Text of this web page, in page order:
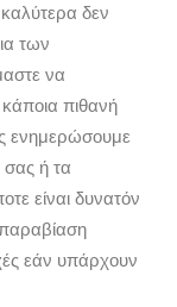
δεν
των
να
πιθανή
ενημερώσουμε
σας ή τα
είναι δυνατόν
εάν υπάρχουν